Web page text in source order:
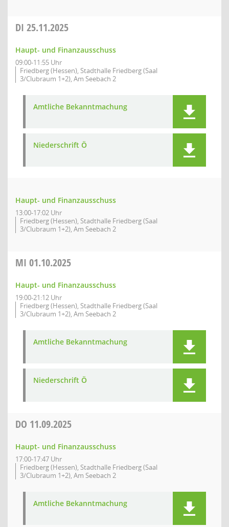
DI 25.11.2025
Haupt- und Finanzausschuss
09:00-11:55 Uhr
Friedberg (Hessen), Stadthalle Friedberg (Saal
3/Clubraum 1+2), Am Seebach 2
Amtliche Bekanntmachung
Niederschrift Ö
Haupt- und Finanzausschuss
13:00-17:02 Uhr
Friedberg (Hessen), Stadthalle Friedberg (Saal
3/Clubraum 1+2), Am Seebach 2
MI 01.10.2025
Haupt- und Finanzausschuss
19:00-21:12 Uhr
Friedberg (Hessen), Stadthalle Friedberg (Saal
3/Clubraum 1+2), Am Seebach 2
Amtliche Bekanntmachung
Niederschrift Ö
DO 11.09.2025
Haupt- und Finanzausschuss
17:00-17:47 Uhr
Friedberg (Hessen), Stadthalle Friedberg (Saal
3/Clubraum 1+2), Am Seebach 2
Amtliche Bekanntmachung